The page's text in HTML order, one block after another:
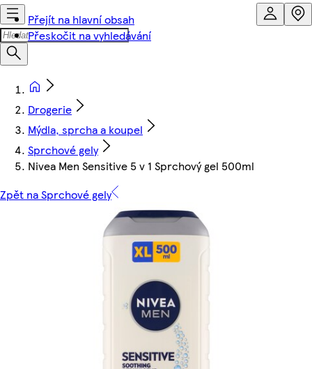
Přejít na hlavní obsah
Přeskočit na vyhledávání
Drogerie
Mýdla, sprcha a koupel
Sprchové gely
Nivea Men Sensitive 5 v 1 Sprchový gel 500ml
Zpět na Sprchové gely